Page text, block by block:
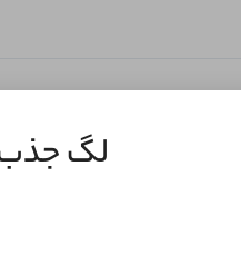
لگ جذب